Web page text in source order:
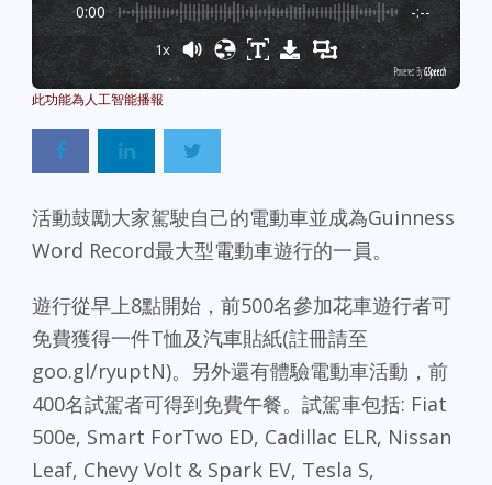
0:00 -:--
1x
Powered By GSpeech
活動鼓勵大家駕駛自己的電動車並成為Guinness
Word Record最大型電動車遊行的一員。
遊行從早上8點開始，前500名參加花車遊行者可
免費獲得一件T恤及汽車貼紙(註冊請至
goo.gl/ryuptN)。另外還有體驗電動車活動，前
400名試駕者可得到免費午餐。試駕車包括: Fiat
500e, Smart ForTwo ED, Cadillac ELR, Nissan
Leaf, Chevy Volt & Spark EV, Tesla S,